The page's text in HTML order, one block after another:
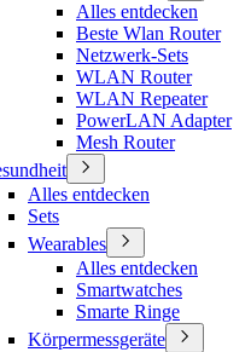
Alles entdecken
Beste Wlan Router
Netzwerk-Sets
WLAN Router
WLAN Repeater
PowerLAN Adapter
Mesh Router
Alles entdecken
Sets
Wearables
Alles entdecken
Smartwatches
Smarte Ringe
Körpermessgeräte